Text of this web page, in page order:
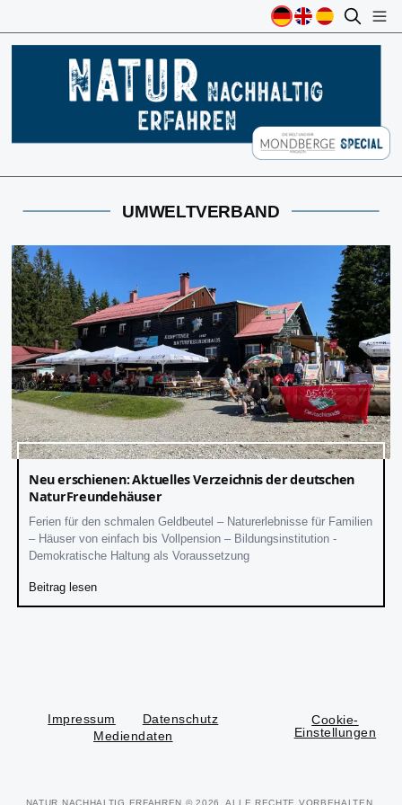
UMWELTVERBAND
Neu erschienen: Aktuelles Verzeichnis der deutschen
NaturFreundehäuser
Ferien für den schmalen Geldbeutel – Naturerlebnisse für Familien
– Häuser von einfach bis Vollpension – Bildungsinstitution -
Demokratische Haltung als Voraussetzung
Beitrag lesen
Impressum
Datenschutz
Mediendaten
Cookie-
Einstellungen
NATUR NACHHALTIG ERFAHREN © 2026. ALLE RECHTE VORBEHALTEN.